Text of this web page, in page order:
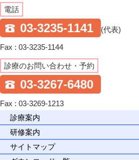
電話
03-3235-1141 (代表)
Fax : 03-3235-1144
診療のお問い合わせ・予約
03-3267-6480
Fax : 03-3269-1213
診療案内
研修案内
サイトマップ